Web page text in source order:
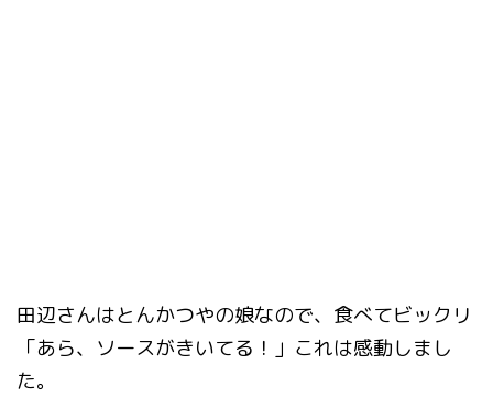
田辺さんはとんかつやの娘なので、食べてビックリ
「あら、ソースがきいてる！」これは感動しまし
た。